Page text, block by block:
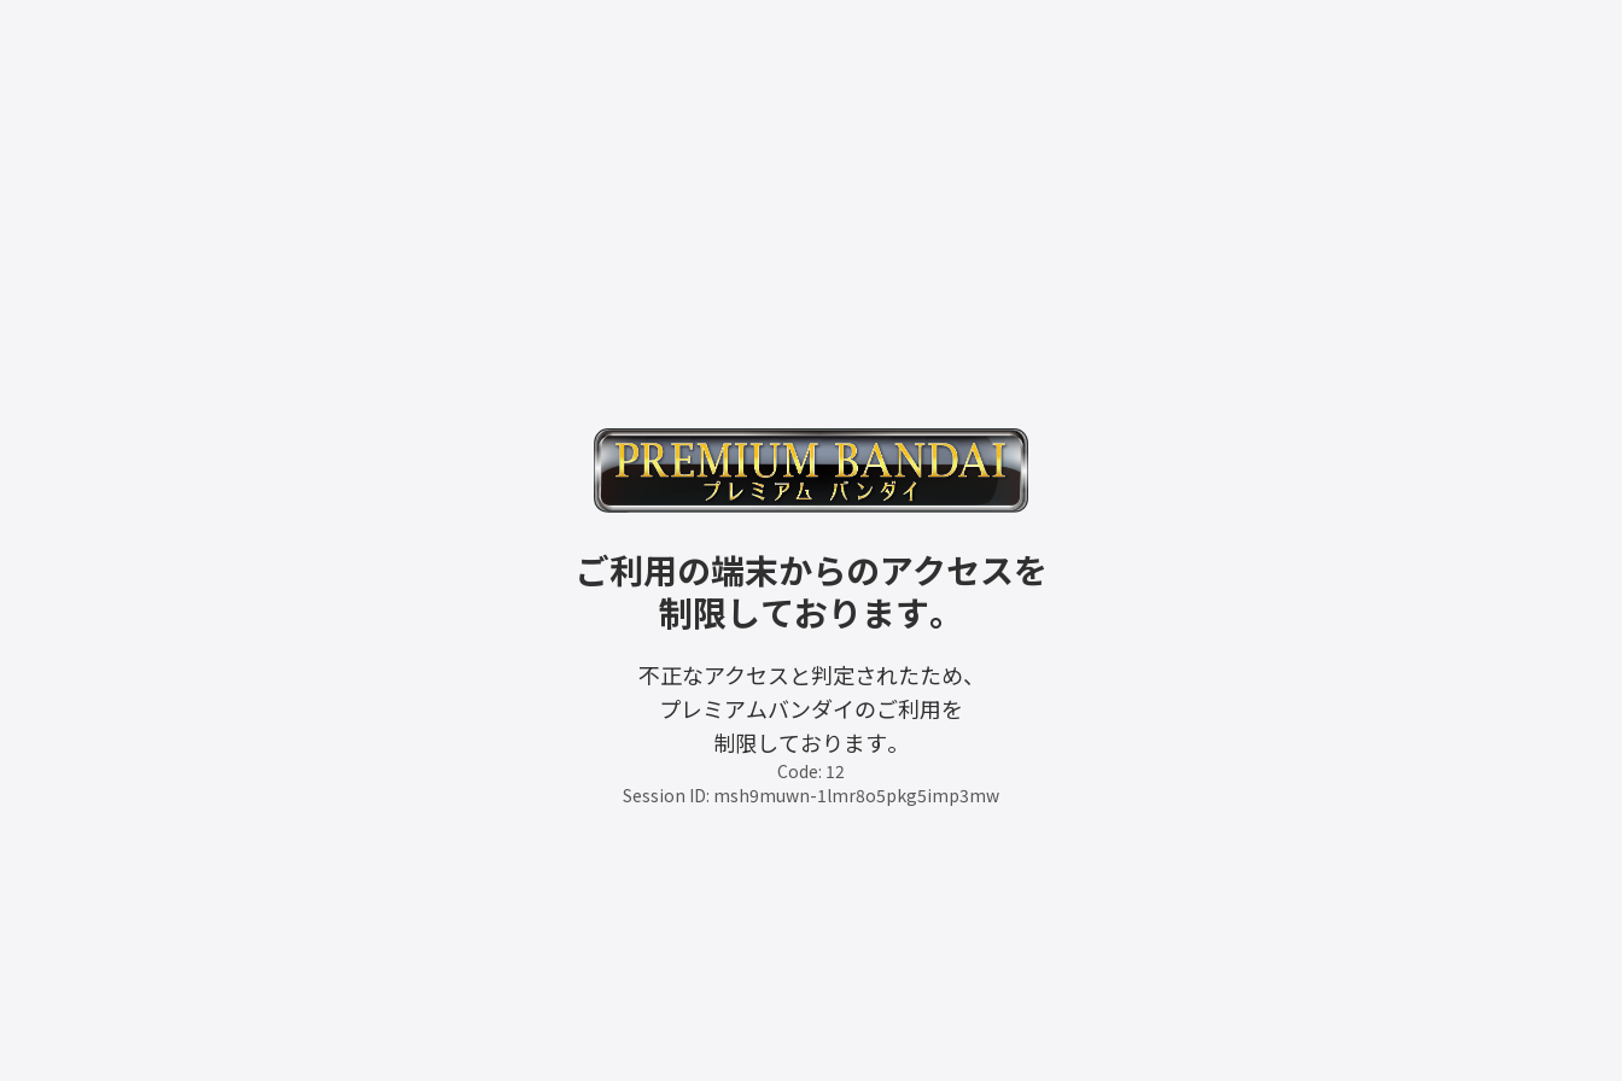
ご利用の端末からのアクセスを
制限しております。
不正なアクセスと判定されたため、
プレミアムバンダイのご利用を
制限しております。
Code: 12
Session ID: msh9muwn-1lmr8o5pkg5imp3mw